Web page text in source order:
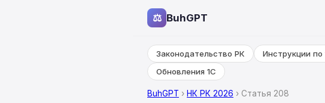
⚖ BuhGPT
Законодательство РК Инструкции по
Обновления 1С
BuhGPT › НК РК 2026 › Статья 208